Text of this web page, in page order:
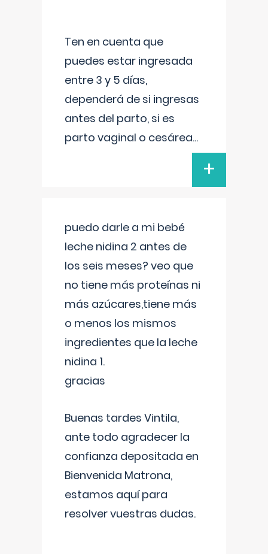
Ten en cuenta que
puedes estar ingresada
entre 3 y 5 días,
dependerá de si ingresas
antes del parto, si es
parto vaginal o cesárea...
+
puedo darle a mi bebé
leche nidina 2 antes de
los seis meses? veo que
no tiene más proteínas ni
más azúcares,tiene más
o menos los mismos
ingredientes que la leche
nidina 1.
gracias
Buenas tardes Vintila,
ante todo agradecer la
confianza depositada en
Bienvenida Matrona,
estamos aquí para
resolver vuestras dudas.